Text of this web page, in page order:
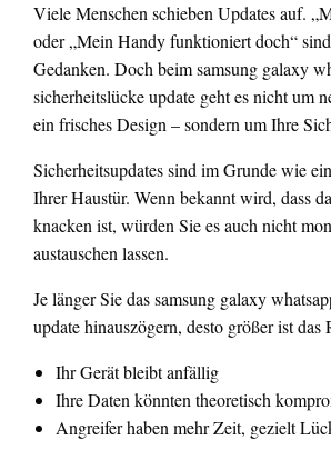
Viele Menschen schieben Updates auf.
oder „Mein Handy funktioniert doch“
Gedanken. Doch beim samsung galaxy
sicherheitslücke update geht es nicht um
ein frisches Design – sondern um Ihre
Sicherheitsupdates sind im Grunde wie
Ihrer Haustür. Wenn bekannt wird, dass
knacken ist, würden Sie es auch nicht
austauschen lassen.
Je länger Sie das samsung galaxy
update hinauszögern, desto größer ist das
Ihr Gerät bleibt anfällig
Ihre Daten könnten theoretisch
Angreifer haben mehr Zeit, gezielt